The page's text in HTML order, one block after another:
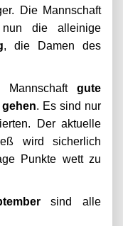
Die Mannschaft
die alleinige
, die Damen des
gute
. Es sind nur
Der aktuelle
wird sicherlich
Punkte wett zu
sind alle